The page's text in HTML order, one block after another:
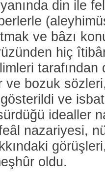
din ile
ve bâzı
hiç
ve bozuk
ve
idealler
nazariyesi,
oldu.